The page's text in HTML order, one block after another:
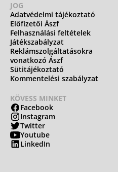
JOG
Adatvédelmi tájékoztató
Előfizetői Ászf
Felhasználási feltételek
Játékszabályzat
Reklámszolgáltatásokra
vonatkozó Ászf
Sütitájékoztató
Kommentelési szabályzat
KÖVESS MINKET
Facebook
Instagram
Twitter
Youtube
LinkedIn